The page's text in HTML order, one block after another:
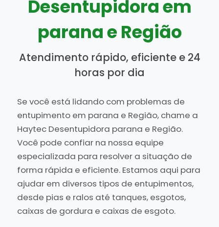
Desentupidora em
parana e Região
Atendimento rápido, eficiente e 24
horas por dia
Se você está lidando com problemas de
entupimento em parana e Região, chame a
Haytec Desentupidora parana e Região.
Você pode confiar na nossa equipe
especializada para resolver a situação de
forma rápida e eficiente. Estamos aqui para
ajudar em diversos tipos de entupimentos,
desde pias e ralos até tanques, esgotos,
caixas de gordura e caixas de esgoto.